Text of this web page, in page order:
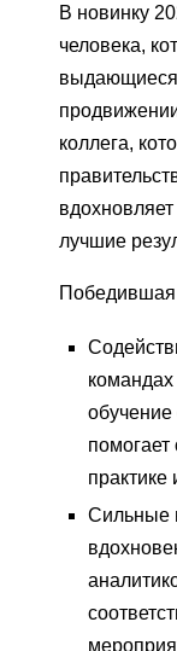
В новинку
человека,
выдающиеся
коллега,
лучшие
Победившая
командах
обучение
помогает
практике
Сильные